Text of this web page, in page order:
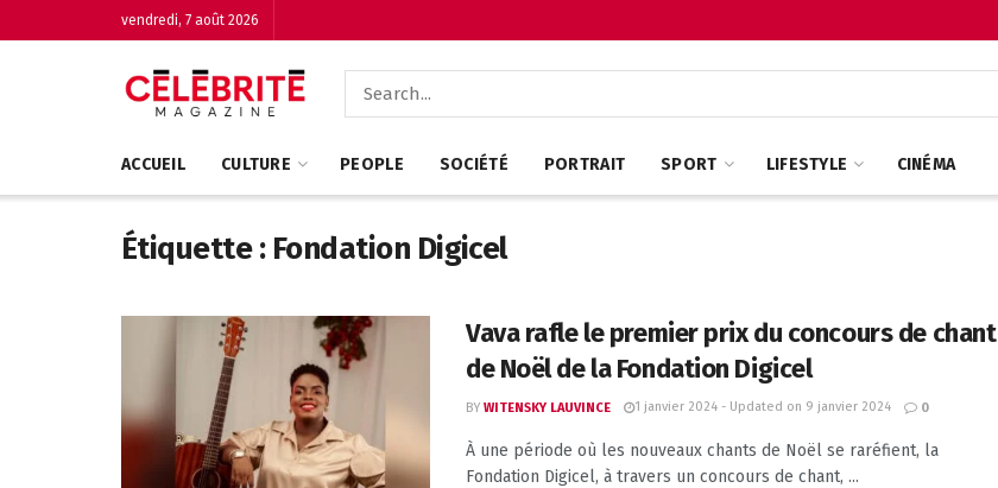
vendredi, 7 août 2026
ACCUEIL CULTURE PEOPLE SOCIÉTÉ PORTRAIT SPORT LIFESTYLE CINÉMA
Étiquette : Fondation Digicel
Vava rafle le premier prix du concours de chant
de Noël de la Fondation Digicel
BY WITENSKY LAUVINCE 1 janvier 2024 - Updated on 9 janvier 2024 0
À une période où les nouveaux chants de Noël se raréfient, la
Fondation Digicel, à travers un concours de chant, ...